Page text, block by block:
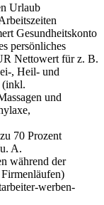
Urlaub
Gesundheitskonto
persönliches
Nettowert für z. B.
, Heil- und
(inkl.
und
70 Prozent
A.
während der
werben-